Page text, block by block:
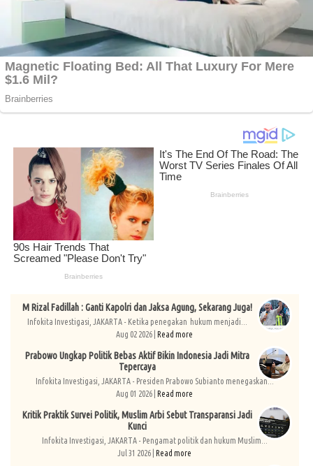
M Rizal Fadillah : Ganti Kapolri dan Jaksa Agung, Sekarang Juga!
Infokita Investigasi, JAKARTA - Ketika penegakan hukum menjadi...
Aug 02 2026 | Read more
Prabowo Ungkap Politik Bebas Aktif Bikin Indonesia Jadi Mitra
Tepercaya
Infokita Investigasi, JAKARTA - Presiden Prabowo Subianto menegaskan...
Aug 01 2026 | Read more
Kritik Praktik Survei Politik, Muslim Arbi Sebut Transparansi Jadi
Kunci
Infokita Investigasi, JAKARTA - Pengamat politik dan hukum Muslim...
Jul 31 2026 | Read more